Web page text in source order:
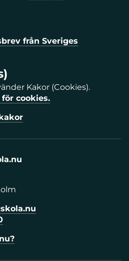
från Sveriges
Kakor (Cookies).
cookies.